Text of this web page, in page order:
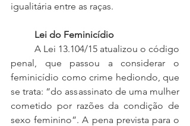
igualitária entre as raças.
Lei do Feminicídio
penal, que passou a considerar o
feminicídio como crime hediondo, que
se trata: “do assassinato de uma mulher
cometido por razões da condição de
sexo feminino”. A pena prevista para o